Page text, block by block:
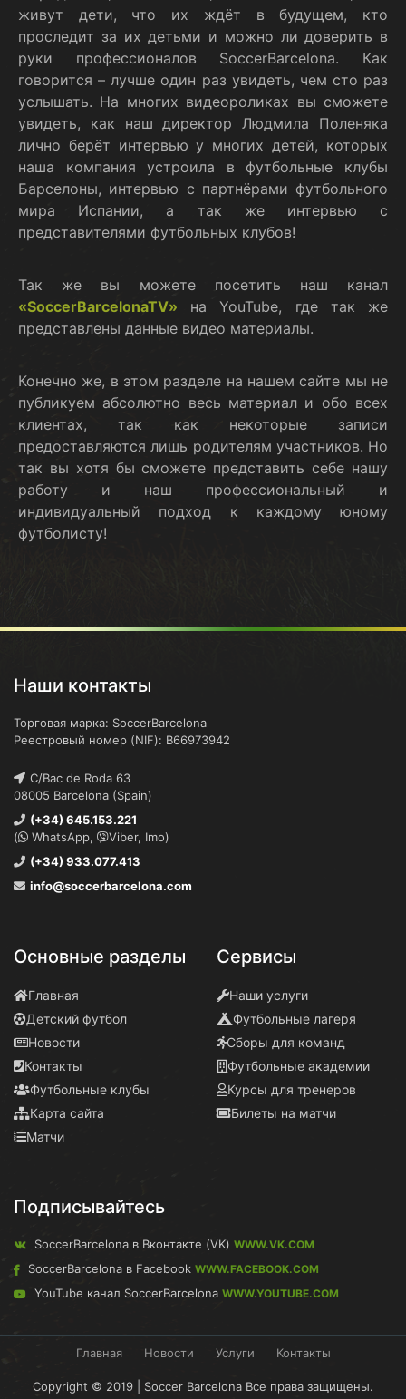
живут дети, что их ждёт в будущем, кто
проследит за их детьми и можно ли доверить в
руки профессионалов SoccerBarcelona. Как
говорится – лучше один раз увидеть, чем сто раз
услышать. На многих видеороликах вы сможете
увидеть, как наш директор Людмила Поленяка
лично берёт интервью у многих детей, которых
наша компания устроила в футбольные клубы
Барселоны, интервью с партнёрами футбольного
мира Испании, а так же интервью с
представителями футбольных клубов!
Так же вы можете посетить наш канал
«SoccerBarcelonaTV» на YouTube, где так же
представлены данные видео материалы.
Конечно же, в этом разделе на нашем сайте мы не
публикуем абсолютно весь материал и обо всех
клиентах, так как некоторые записи
предоставляются лишь родителям участников. Но
так вы хотя бы сможете представить себе нашу
работу и наш профессиональный и
индивидуальный подход к каждому юному
футболисту!
Наши контакты
Торговая марка: SoccerBarcelona
Реестровый номер (NIF): B66973942
C/Bac de Roda 63
08005 Barcelona (Spain)
(+34) 645.153.221
(
WhatsApp,
Viber, Imo)
(+34) 933.077.413
info@soccerbarcelona.com
Основные разделы
Главная
Детский футбол
Новости
Контакты
Футбольные клубы
Карта сайта
Матчи
Сервисы
Наши услуги
Футбольные лагеря
Сборы для команд
Футбольные академии
Курсы для тренеров
Билеты на матчи
Подписывайтесь
SoccerBarcelona в Вконтакте (VK) WWW.VK.COM
SoccerBarcelona в Facebook WWW.FACEBOOK.COM
YouTube канал SoccerBarcelona WWW.YOUTUBE.COM
Главная Новости Услуги Контакты
Copyright © 2019 | Soccer Barcelona Все права защищены.